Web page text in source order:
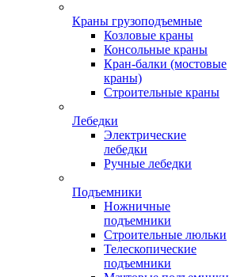
Краны грузоподъемные
Козловые краны
Консольные краны
Кран-балки (мостовые
краны)
Строительные краны
Лебедки
Электрические
лебедки
Ручные лебедки
Подъемники
Ножничные
подъемники
Строительные люльки
Телескопические
подъемники